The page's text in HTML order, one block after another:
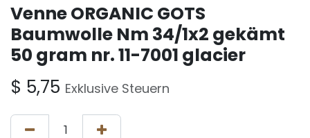
Venne ORGANIC GOTS
Baumwolle Nm 34/1x2 gekämt
50 gram nr. 11-7001 glacier
$ 5,75 Exklusive Steuern